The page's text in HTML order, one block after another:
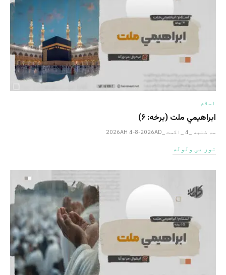
اسلام
ابراهيمي ملت (برخه: ۶)
سه شنبه _4 _اگست _2026AH 4-8-2026AD
نور یی ولوله